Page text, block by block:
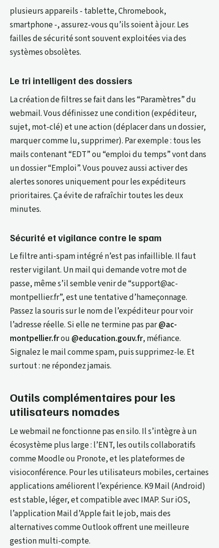
plusieurs appareils - tablette, Chromebook,
smartphone -, assurez-vous qu’ils soient à jour. Les
failles de sécurité sont souvent exploitées via des
systèmes obsolètes.
Le tri intelligent des dossiers
La création de filtres se fait dans les “Paramètres” du
webmail. Vous définissez une condition (expéditeur,
sujet, mot-clé) et une action (déplacer dans un dossier,
marquer comme lu, supprimer). Par exemple : tous les
mails contenant “EDT” ou “emploi du temps” vont dans
un dossier “Emploi”. Vous pouvez aussi activer des
alertes sonores uniquement pour les expéditeurs
prioritaires. Ça évite de rafraîchir toutes les deux
minutes.
Sécurité et vigilance contre le spam
Le filtre anti-spam intégré n’est pas infaillible. Il faut
rester vigilant. Un mail qui demande votre mot de
passe, même s’il semble venir de “support@ac-
montpellier.fr”, est une tentative d’hameçonnage.
Passez la souris sur le nom de l’expéditeur pour voir
l’adresse réelle. Si elle ne termine pas par@ac-
montpellier.frou @education.gouv.fr, méfiance.
Signalez le mail comme spam, puis supprimez-le. Et
surtout : ne répondez jamais.
Outils complémentaires pour les
utilisateurs nomades
Le webmail ne fonctionne pas en silo. Il s’intègre à un
écosystème plus large : l’ENT, les outils collaboratifs
comme Moodle ou Pronote, et les plateformes de
visioconférence. Pour les utilisateurs mobiles, certaines
applications améliorent l’expérience. K9 Mail (Android)
est stable, léger, et compatible avec IMAP. Sur iOS,
l’application Mail d’Apple fait le job, mais des
alternatives comme Outlook offrent une meilleure
gestion multi-compte.